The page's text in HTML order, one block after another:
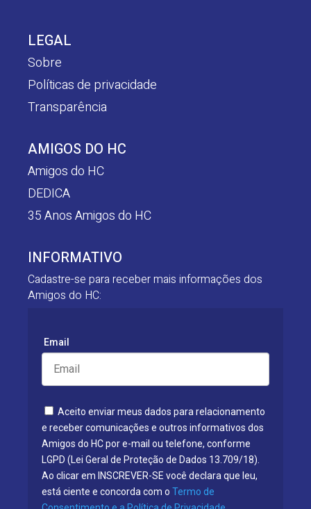
LEGAL
Sobre
Políticas de privacidade
Transparência
AMIGOS DO HC
Amigos do HC
DEDICA
35 Anos Amigos do HC
INFORMATIVO
Cadastre-se para receber mais informações dos
Amigos do HC:
Email
Aceito enviar meus dados para relacionamento
e receber comunicações e outros informativos dos
Amigos do HC por e-mail ou telefone, conforme
LGPD (Lei Geral de Proteção de Dados 13.709/18).
Ao clicar em INSCREVER-SE você declara que leu,
está ciente e concorda com o Termo de